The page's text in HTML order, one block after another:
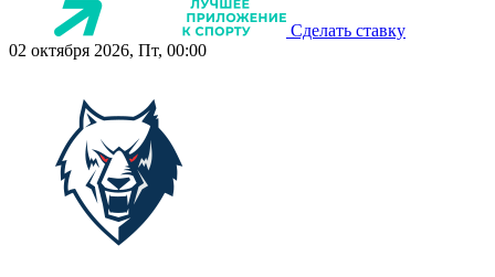
Сделать ставку
02 октября 2026, Пт, 00:00